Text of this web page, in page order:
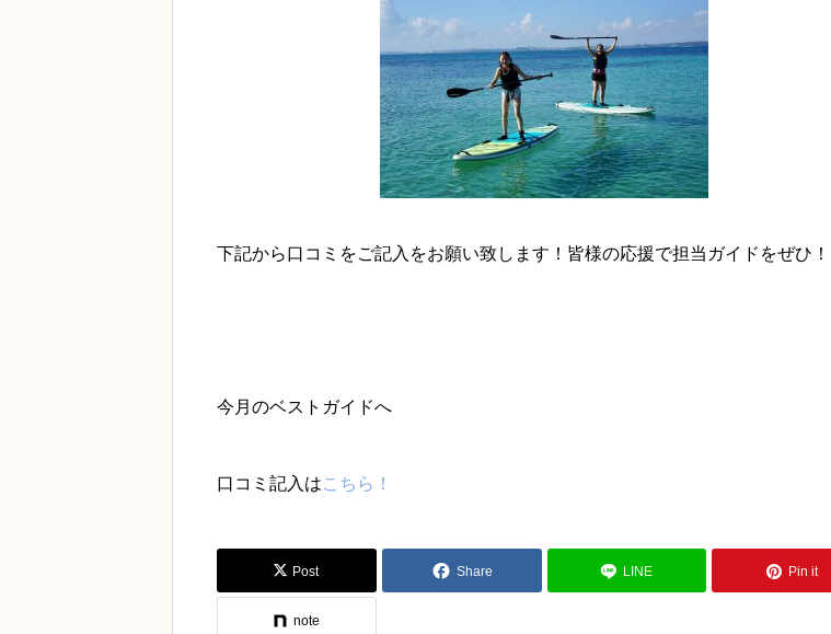
下記から口コミをご記入をお願い致します！皆様の応援で担当ガイドをぜひ！
今月のベストガイドへ
口コミ記入はこちら！
Post Share LINE Pin it
note